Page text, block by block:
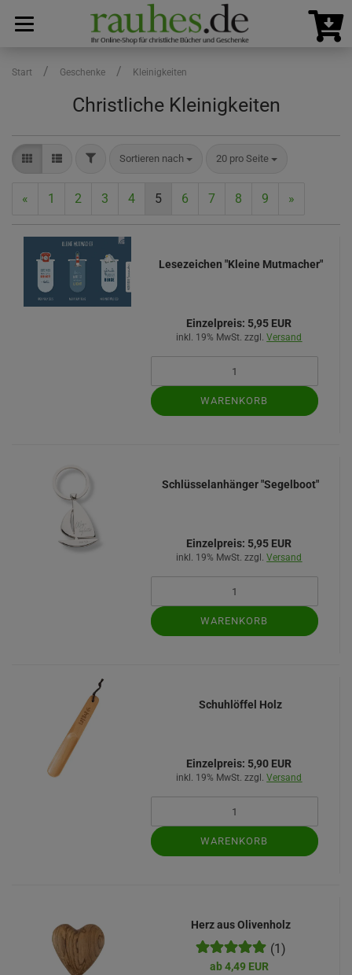
Start / Geschenke / Kleinigkeiten
Christliche Kleinigkeiten
FILTERSortieren nach
Sortieren nach 20 pro Seite
pro Seite
« 1 2 3 4 5 6 7 8 9 »
Lesezeichen "Kleine Mutmacher"
Einzelpreis: 5,95 EUR
inkl. 19% MwSt. zzgl.Versand
WARENKORB
Schlüsselanhänger "Segelboot"
Einzelpreis: 5,95 EUR
inkl. 19% MwSt. zzgl.Versand
WARENKORB
Schuhlöffel Holz
Einzelpreis: 5,90 EUR
inkl. 19% MwSt. zzgl.Versand
WARENKORB
Herz aus Olivenholz
(1)
ab 4,49 EUR